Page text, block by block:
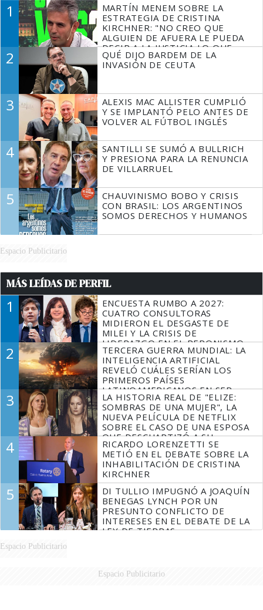
1
MARTÍN MENEM SOBRE LA
ESTRATEGIA DE CRISTINA
KIRCHNER: "NO CREO QUE
ALGUIEN DE AFUERA LE PUEDA
DECIR A LA JUSTICIA LO QUE
TIENE QUE HACER"
2
QUÉ DIJO BARDEM DE LA
INVASIÓN DE CEUTA
3
ALEXIS MAC ALLISTER CUMPLIÓ
Y SE IMPLANTÓ PELO ANTES DE
VOLVER AL FÚTBOL INGLÉS
4
SANTILLI SE SUMÓ A BULLRICH
Y PRESIONA PARA LA RENUNCIA
DE VILLARRUEL
5
CHAUVINISMO BOBO Y CRISIS
CON BRASIL: LOS ARGENTINOS
SOMOS DERECHOS Y HUMANOS
Espacio Publicitario
MÁS LEÍDAS DE PERFIL
1
ENCUESTA RUMBO A 2027:
CUATRO CONSULTORAS
MIDIERON EL DESGASTE DE
MILEI Y LA CRISIS DE
LIDERAZGO EN EL PERONISMO
2
TERCERA GUERRA MUNDIAL: LA
INTELIGENCIA ARTIFICIAL
REVELÓ CUÁLES SERÍAN LOS
PRIMEROS PAÍSES
LATINOAMERICANOS EN SER
DERROTADOS
3
LA HISTORIA REAL DE "ELIZE:
SOMBRAS DE UNA MUJER", LA
NUEVA PELÍCULA DE NETFLIX
SOBRE EL CASO DE UNA ESPOSA
QUE DESCUARTIZÓ A SU
MARIDO
4
RICARDO LORENZETTI SE
METIÓ EN EL DEBATE SOBRE LA
INHABILITACIÓN DE CRISTINA
KIRCHNER
5
DI TULLIO IMPUGNÓ A JOAQUÍN
BENEGAS LYNCH POR UN
PRESUNTO CONFLICTO DE
INTERESES EN EL DEBATE DE LA
LEY DE TIERRAS
Espacio Publicitario
Espacio Publicitario